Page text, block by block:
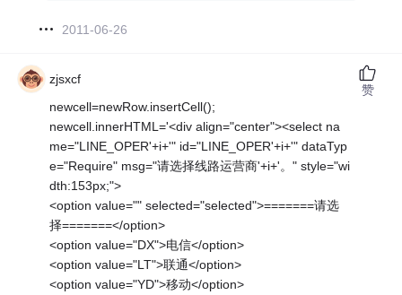
2011-06-26
zjsxcf
newcell=newRow.insertCell();
newcell.innerHTML='<div align="center"><select na
me="LINE_OPER'+i+'" id="LINE_OPER'+i+'" dataTyp
e="Require" msg="请选择线路运营商'+i+'。" style="wi
dth:153px;">
<option value="" selected="selected">=======请选
择=======</option>
<option value="DX">电信</option>
<option value="LT">联通</option>
<option value="YD">移动</option>
赞